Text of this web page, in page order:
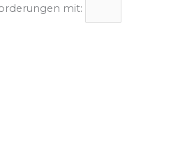
mit: